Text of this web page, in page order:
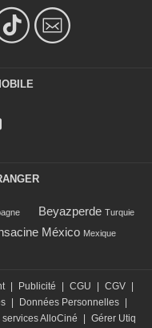
Beyazperde Turquie
México Mexique
| Publicité | CGU | CGV |
| Données Personnelles |
services AlloCiné | Gérer Utiq